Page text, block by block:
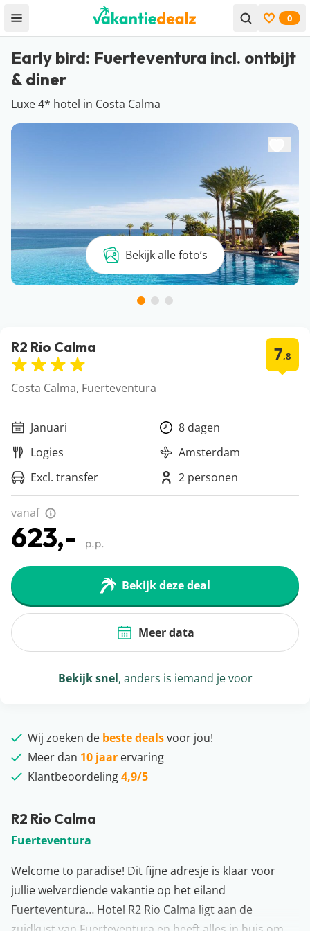
Open menu Bekijk
0
Early bird: Fuerteventura incl. ontbijt
& diner
Luxe 4* hotel in Costa Calma
Bekijk alle foto’s
R2 Rio Calma
Fuerteventura
Welcome to paradise! Dit fijne adresje is klaar voor
jullie welverdiende vakantie op het eiland
Fuerteventura… Hotel R2 Rio Calma ligt aan de
R2 Rio Calma 7,8
Costa Calma, Fuerteventura
Januari
8 dagen
Logies
Amsterdam
Excl. transfer
2 personen
vanaf
623,- p.p.
Bekijk deze deal
Meer data
Bekijk snel, anders is iemand je voor
Wij zoeken de beste dealsvoor jou!
Meer dan 10 jaar ervaring
Klantbeoordeling4,9/5